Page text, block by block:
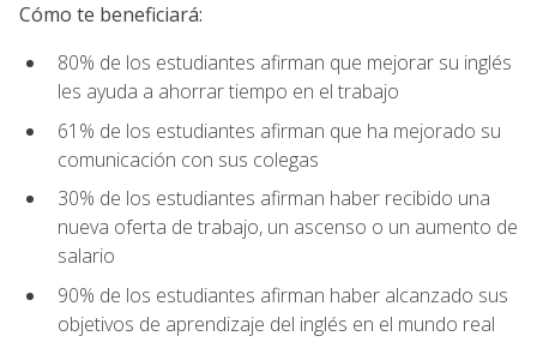
Cómo te beneficiará:
80% de los estudiantes afirman que mejorar su inglés
les ayuda a ahorrar tiempo en el trabajo
61% de los estudiantes afirman que ha mejorado su
comunicación con sus colegas
30% de los estudiantes afirman haber recibido una
nueva oferta de trabajo, un ascenso o un aumento de
salario
90% de los estudiantes afirman haber alcanzado sus
objetivos de aprendizaje del inglés en el mundo real